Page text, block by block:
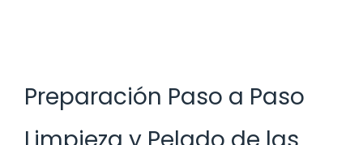
Preparación Paso a Paso